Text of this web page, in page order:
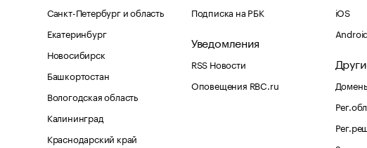
Санкт-Петербург и область
Екатеринбург
Новосибирск
Башкортостан
Вологодская область
Калининград
Краснодарский край
Подписка на РБК
Уведомления
RSS Новости
Оповещения RBC.ru
iOS